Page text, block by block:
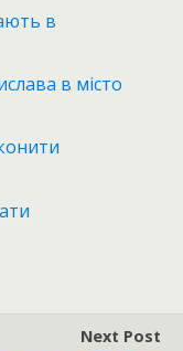
в
в місто
Next Post